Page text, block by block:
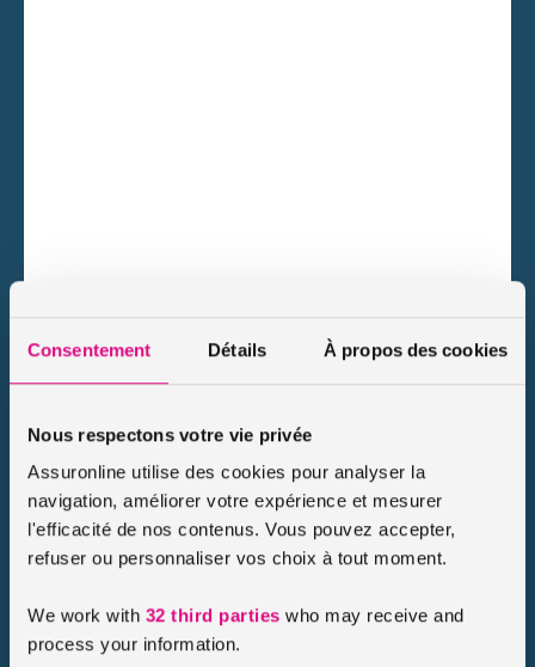
Consentement Détails À propos des cookies
Nous respectons votre vie privée
Assuronline utilise des cookies pour analyser la
navigation, améliorer votre expérience et mesurer
l'efficacité de nos contenus. Vous pouvez accepter,
refuser ou personnaliser vos choix à tout moment.
We work with 32 third parties who may receive and
process your information.